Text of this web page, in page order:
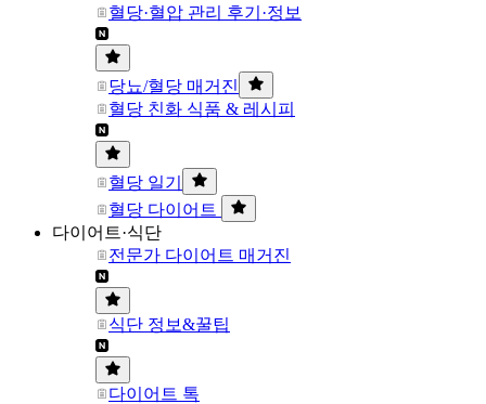
혈당·혈압 관리 후기·정보
당뇨/혈당 매거진
혈당 친화 식품 & 레시피
혈당 일기
혈당 다이어트
다이어트·식단
전문가 다이어트 매거진
식단 정보&꿀팁
다이어트 톡